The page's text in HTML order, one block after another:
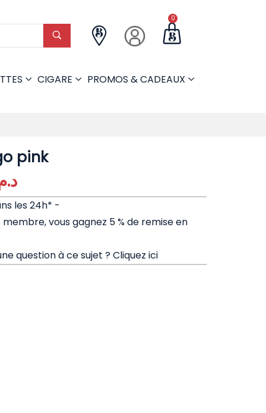
0
CIGARE PROMOS & CADEAUX
pink
les 24h* -
vous gagnez 5 % de remise en
question à ce sujet ?Cliquez ici